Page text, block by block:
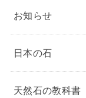
お知らせ
日本の石
天然石の教科書